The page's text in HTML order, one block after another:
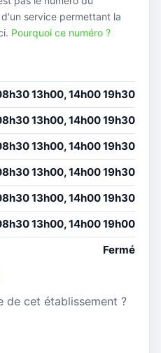
service permettant la
Pourquoi ce numéro ?
13h00, 14h00 19h30
13h00, 14h00 19h30
13h00, 14h00 19h30
13h00, 14h00 19h30
13h00, 14h00 19h30
13h00, 14h00 19h00
Fermé
de cet établissement ?